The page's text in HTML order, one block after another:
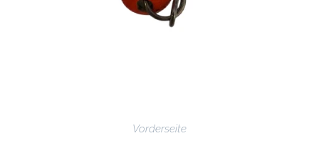
Vorderseite